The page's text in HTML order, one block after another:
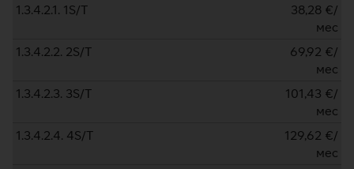
1.3.4.2.1. 1S/T
38,28 €/
мес
1.3.4.2.2. 2S/T
69,92 €/
мес
1.3.4.2.3. 3S/T
101,43 €/
мес
1.3.4.2.4. 4S/T
129,62 €/
мес